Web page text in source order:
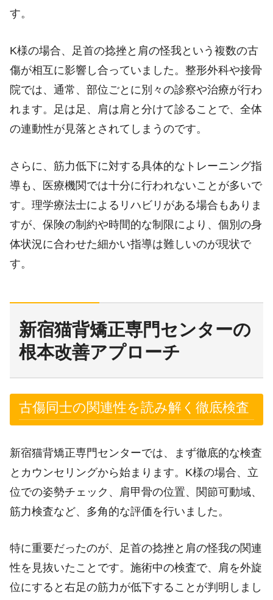
す。
K様の場合、足首の捻挫と肩の怪我という複数の古
傷が相互に影響し合っていました。整形外科や接骨
院では、通常、部位ごとに別々の診察や治療が行わ
れます。足は足、肩は肩と分けて診ることで、全体
の連動性が見落とされてしまうのです。
さらに、筋力低下に対する具体的なトレーニング指
導も、医療機関では十分に行われないことが多いで
す。理学療法士によるリハビリがある場合もありま
すが、保険の制約や時間的な制限により、個別の身
体状況に合わせた細かい指導は難しいのが現状で
す。
新宿猫背矯正専門センターの
根本改善アプローチ
古傷同士の関連性を読み解く徹底検査
新宿猫背矯正専門センターでは、まず徹底的な検査
とカウンセリングから始まります。K様の場合、立
位での姿勢チェック、肩甲骨の位置、関節可動域、
筋力検査など、多角的な評価を行いました。
特に重要だったのが、足首の捻挫と肩の怪我の関連
性を見抜いたことです。施術中の検査で、肩を外旋
位にすると右足の筋力が低下することが判明しまし